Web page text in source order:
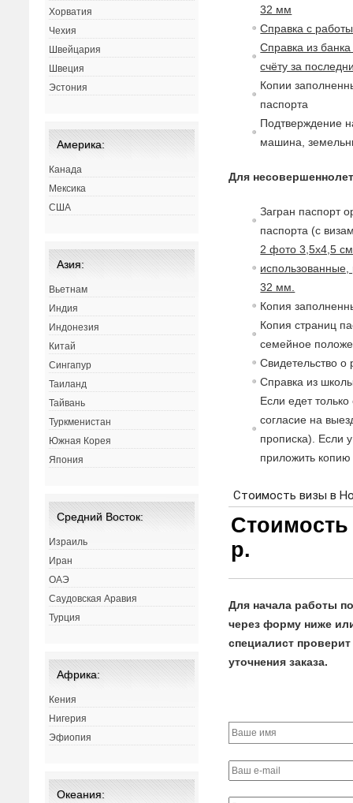
32 мм
Справка с работы
Справка из
счёту за
Копии
паспорта
Подтверждение
машина,
Для
Загран паспорт
паспорта (с в
2 фото 3,5х4,5
32 мм.
Копия
Копия страниц
семейное
Свидетельство о
Справка из
Если едет
согласие на в
прописка). Если
приложить
Для начала работы
через форму ниже
специалист
уточнения заказа.
Хорватия
Чехия
Швейцария
Швеция
Эстония
Америка:
Канада
Мексика
США
Азия:
Вьетнам
Индия
Индонезия
Китай
Сингапур
Таиланд
Тайвань
Туркменистан
Южная Корея
Япония
Средний Восток:
Израиль
Иран
ОАЭ
Саудовская Аравия
Турция
Африка:
Кения
Нигерия
Эфиопия
Океания: